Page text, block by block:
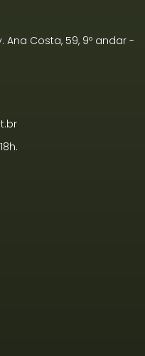
Ana Costa, 59, 9º andar -